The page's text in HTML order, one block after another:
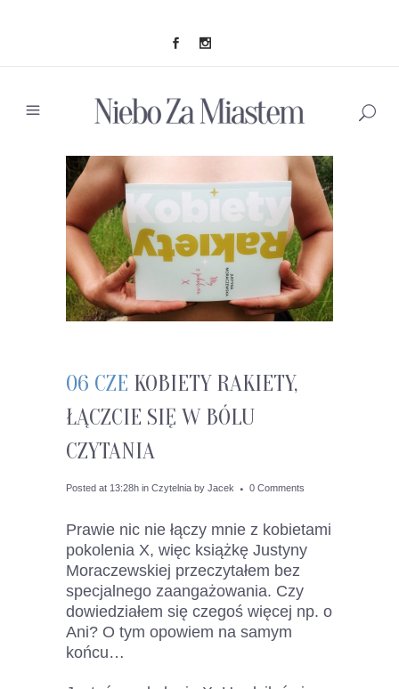
06 CZE KOBIETY RAKIETY,
ŁĄCZCIE SIĘ W BÓLU
CZYTANIA
Posted at 13:28h in Czytelnia by Jacek 0 Comments
Prawie nic nie łączy mnie z kobietami
pokolenia X, więc książkę Justyny
Moraczewskiej przeczytałem bez
specjalnego zaangażowania. Czy
dowiedziałem się czegoś więcej np. o
Ani? O tym opowiem na samym
końcu…